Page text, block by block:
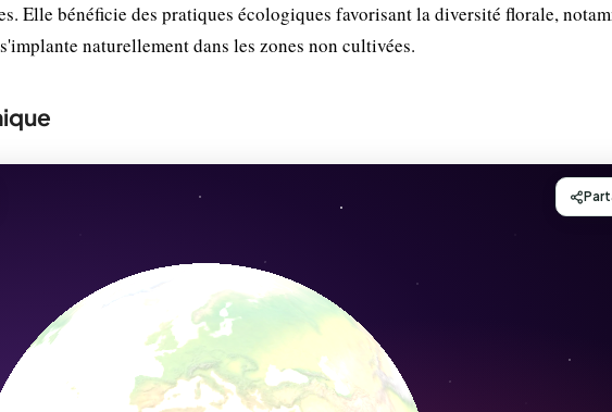
Elle bénéficie des pratiques écologiques favorisant la diversité florale,
naturellement dans les zones non cultivées.